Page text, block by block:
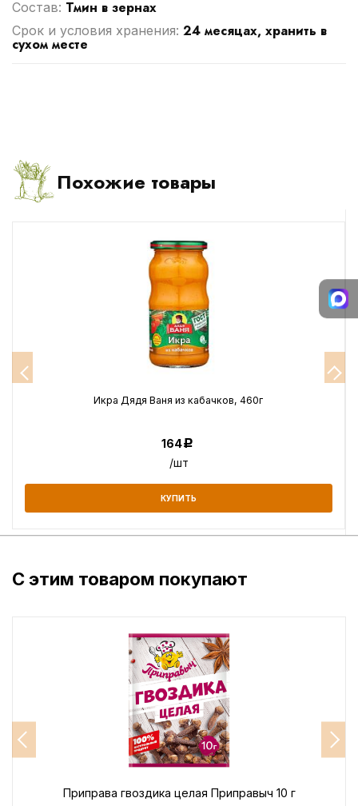
Cостав: Тмин в зернах
Срок и условия хранения: 24 месяцах, хранить в
сухом месте
Похожие товары
Икра Дядя Ваня из кабачков, 460г
164Р
/шт
КУПИТЬ
С этим товаром покупают
Приправа гвоздика целая Приправыч 10 г